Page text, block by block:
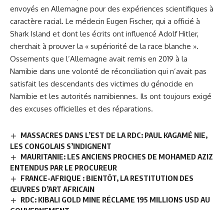
envoyés en Allemagne pour des expériences scientifiques à
caractère racial. Le médecin Eugen Fischer, qui a officié à
Shark Island et dont les écrits ont influencé Adolf Hitler,
cherchait à prouver la « supériorité de la race blanche ».
Ossements que l’Allemagne avait remis en 2019 à la
Namibie dans une volonté de réconciliation qui n’avait pas
satisfait les descendants des victimes du génocide en
Namibie et les autorités namibiennes. Ils ont toujours exigé
des excuses officielles et des réparations.
MASSACRES DANS L’EST DE LA RDC: PAUL KAGAMÉ NIE,
LES CONGOLAIS S’INDIGNENT
MAURITANIE: LES ANCIENS PROCHES DE MOHAMED AZIZ
ENTENDUS PAR LE PROCUREUR
FRANCE-AFRIQUE : BIENTÔT, LA RESTITUTION DES
ŒUVRES D’ART AFRICAIN
RDC: KIBALI GOLD MINE RÉCLAME 195 MILLIONS USD AU